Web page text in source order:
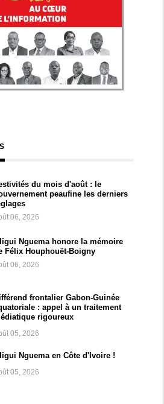
du mois d'août : le
peaufine les derniers
06, 2026
Nguema honore la mémoire
Félix Houphouët-Boigny
06, 2026
frontalier Gabon-Guinée
: appel à un traitement
rigoureux
05, 2026
Nguema en Côte d'Ivoire !
05, 2026